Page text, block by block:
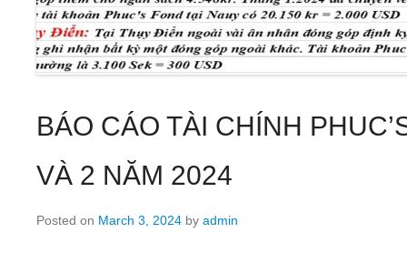
BÁO CÁO TÀI CHÍNH
VÀ 2 NĂM 2024
Posted on March 3, 2024 by admin